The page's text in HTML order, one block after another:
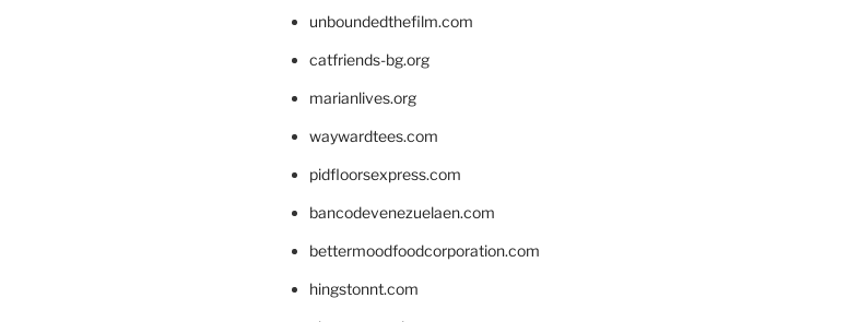
unboundedthefilm.com
catfriends-bg.org
marianlives.org
waywardtees.com
pidfloorsexpress.com
bancodevenezuelaen.com
bettermoodfoodcorporation.com
hingstonnt.com